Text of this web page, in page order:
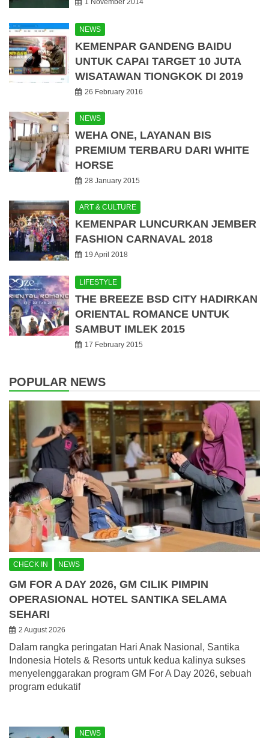
NEWS
KEMENPAR GANDENG BAIDU
UNTUK CAPAI TARGET 10 JUTA
WISATAWAN TIONGKOK DI 2019
26 February 2016
NEWS
WEHA ONE, LAYANAN BIS
PREMIUM TERBARU DARI WHITE
HORSE
28 January 2015
ART & CULTURE
KEMENPAR LUNCURKAN JEMBER
FASHION CARNAVAL 2018
19 April 2018
LIFESTYLE
THE BREEZE BSD CITY HADIRKAN
ORIENTAL ROMANCE UNTUK
SAMBUT IMLEK 2015
17 February 2015
POPULAR NEWS
CHECK IN NEWS
GM FOR A DAY 2026, GM CILIK PIMPIN
OPERASIONAL HOTEL SANTIKA SELAMA
SEHARI
2 August 2026
Dalam rangka peringatan Hari Anak Nasional, Santika
Indonesia Hotels & Resorts untuk kedua kalinya sukses
menyelenggarakan program GM For A Day 2026, sebuah
program edukatif
NEWS